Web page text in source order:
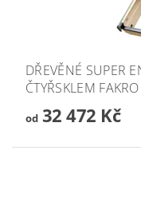
DŘEVĚNÉ SUPER
ČTYŘSKLEM
od32 472 Kč